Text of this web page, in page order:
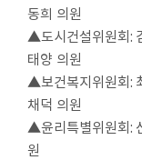
동희 의원
▲도시건설위원회:
태양 의원
▲보건복지위원회:
채덕 의원
▲윤리특별위원회:
원